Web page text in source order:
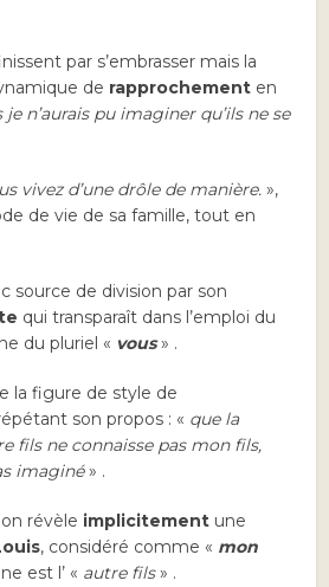
par s’embrasser mais la
de rapprochement en
je n’aurais pu imaginer qu’ils ne se
vivez d’une drôle de manière.»,
de vie de sa famille, tout en
source de division par son
qui transparaît dans l’emploi du
du pluriel « vous» .
la figure de style de
son propos : « que la
fils ne connaisse pas mon fils,
imaginé» .
révèle implicitement une
, considéré comme « mon
est l’ « autre fils» .